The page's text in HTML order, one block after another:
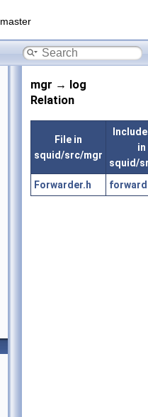
master
mgr → log
Relation
File in
squid/src/mgr
in
squid/
Forwarder.h